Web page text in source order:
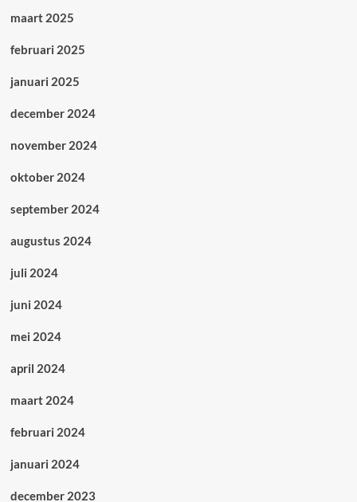
maart 2025
februari 2025
januari 2025
december 2024
november 2024
oktober 2024
september 2024
augustus 2024
juli 2024
juni 2024
mei 2024
april 2024
maart 2024
februari 2024
januari 2024
december 2023